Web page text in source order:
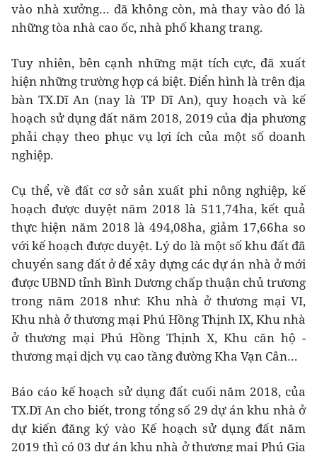
vào nhà xưởng… đã không còn, mà thay vào đó là
những tòa nhà cao ốc, nhà phố khang trang.
Tuy nhiên, bên cạnh những mặt tích cực, đã xuất
hiện những trường hợp cá biệt. Điển hình là trên địa
bàn TX.Dĩ An (nay là TP Dĩ An), quy hoạch và kế
hoạch sử dụng đất năm 2018, 2019 của địa phương
phải chạy theo phục vụ lợi ích của một số doanh
nghiệp.
Cụ thể, về đất cơ sở sản xuất phi nông nghiệp, kế
hoạch được duyệt năm 2018 là 511,74ha, kết quả
thực hiện năm 2018 là 494,08ha, giảm 17,66ha so
với kế hoạch được duyệt. Lý do là một số khu đất đã
chuyển sang đất ở để xây dựng các dự án nhà ở mới
được UBND tỉnh Bình Dương chấp thuận chủ trương
trong năm 2018 như: Khu nhà ở thương mại VI,
Khu nhà ở thương mại Phú Hồng Thịnh IX, Khu nhà
ở thương mại Phú Hồng Thịnh X, Khu căn hộ -
thương mại dịch vụ cao tầng đường Kha Vạn Cân…
Báo cáo kế hoạch sử dụng đất cuối năm 2018, của
TX.Dĩ An cho biết, trong tổng số 29 dự án khu nhà ở
dự kiến đăng ký vào Kế hoạch sử dụng đất năm
2019 thì có 03 dự án khu nhà ở thương mại Phú Gia